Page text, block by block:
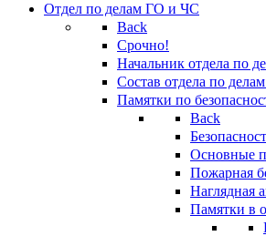
Отдел по делам ГО и ЧС
Back
Срочно!
Начальник отдела по
Состав отдела по
Памятки по
Back
Основные
Пожарная
Наглядная
Памятки в